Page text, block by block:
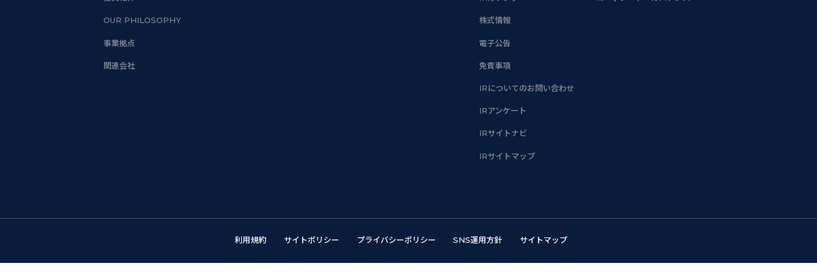
OUR PHILOSOPHY
事業拠点
関連会社
株式情報
電子公告
免責事項
IRについてのお問い合わせ
IRアンケート
IRサイトナビ
IRサイトマップ
利用規約 サイトポリシー プライバシーポリシー SNS運用方針 サイトマップ